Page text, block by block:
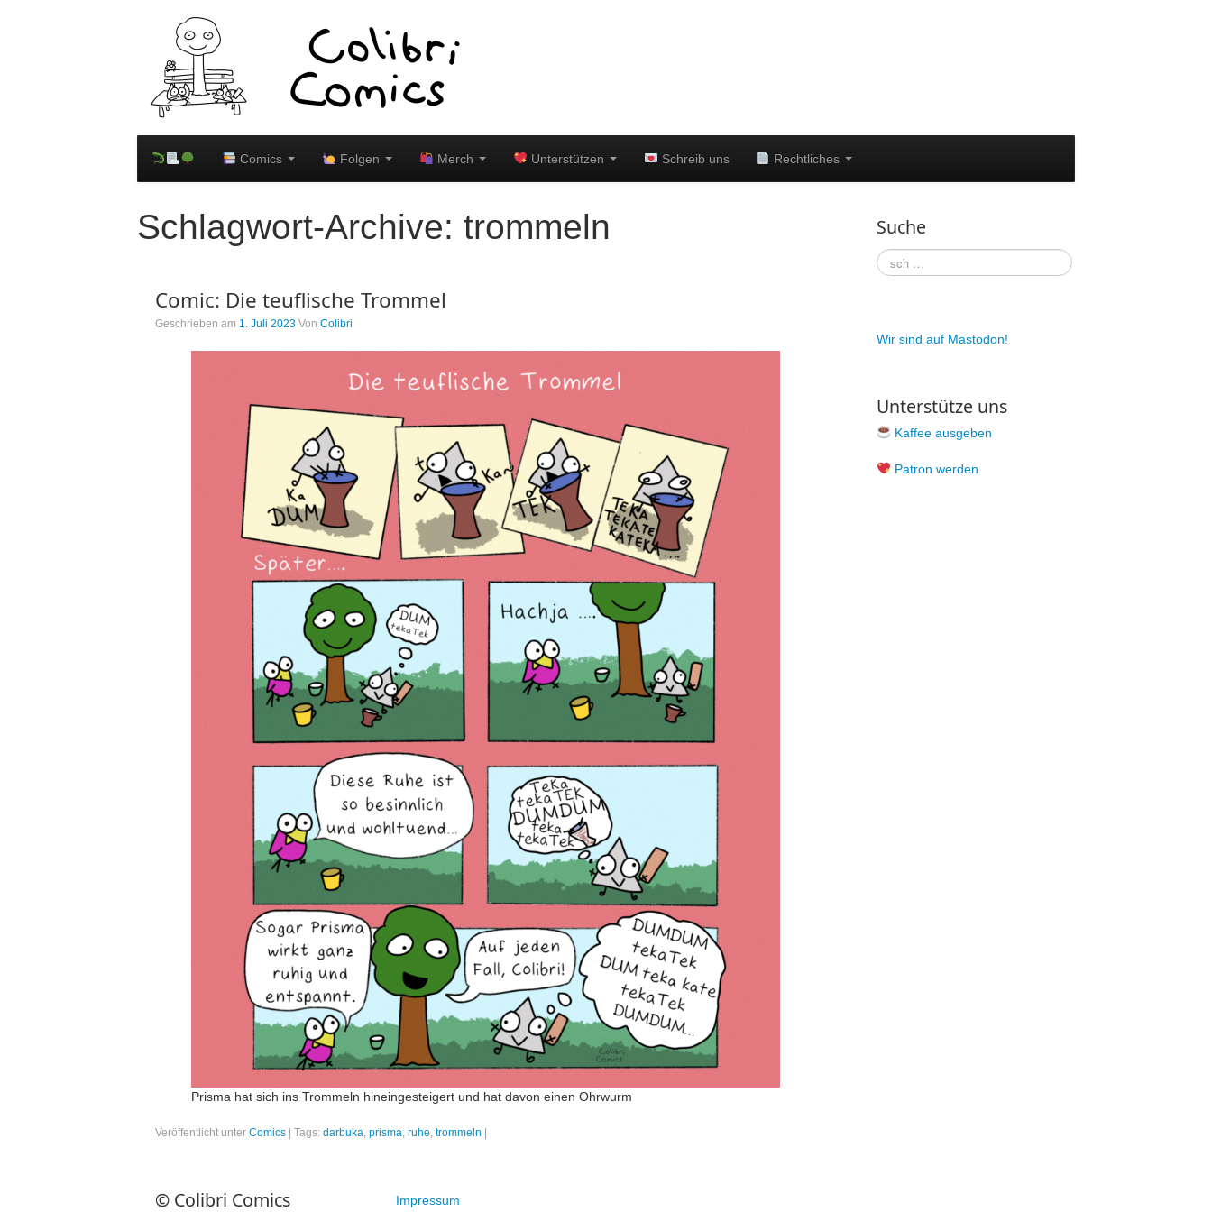
Comics Folgen Merch Unterstützen Schreib uns Rechtliches
Schlagwort-Archive: trommeln
Comic: Die teuflische Trommel
Geschrieben am 1. Juli 2023 Von Colibri
Prisma hat sich ins Trommeln hineingesteigert und hat davon einen Ohrwurm
Veröffentlicht unter Comics | Tags: darbuka, prisma, ruhe, trommeln |
Suche
Wir sind auf Mastodon!
Unterstütze uns
Kaffee ausgeben
Patron werden
© Colibri Comics
Impressum